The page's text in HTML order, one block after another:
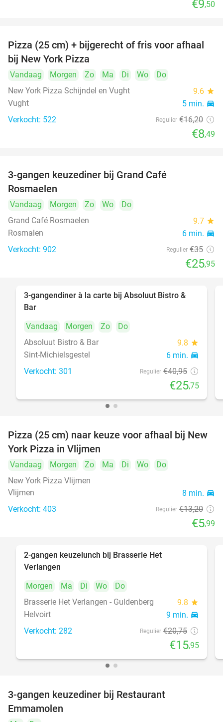
€9,50
48%
Pizza (25 cm) + bijgerecht of fris voor afhaal
bij New York Pizza
Vandaag Morgen Zo Ma Di Wo
Do
New York Pizza Schijndel en Vught
9.6 star
Vught 5 min. directions_car
Verkocht: 522 Regulier €16,20
€8,49
3-gangen keuzediner bij Grand Café
Rosmaelen
Vandaag Morgen Zo Wo
Do
Grand Café Rosmaelen
9.7 star
Rosmalen 6 min. directions_car
Verkocht: 902 Regulier €35
€25,95
37%
3-gangendiner à la carte bij Absoluut Bistro &
Bar
Vandaag
Morgen Zo
Do
Absoluut Bistro & Bar
9.8 star
Sint-Michielsgestel 6 min. directions_car
Verkocht: 301 Regulier €40,95
€25,75
55%
Pizza (25 cm) naar keuze voor afhaal bij New
York Pizza in Vlijmen
Vandaag Morgen Zo Ma Di Wo
Do
New York Pizza Vlijmen
Vlijmen
8 min. directions_car
Verkocht: 403 Regulier €13,20
€5,99
2-gangen keuzelunch bij Brasserie Het
Verlangen
Morgen
Ma Di Wo
Do
Brasserie Het Verlangen - Guldenberg
9.8 star
Helvoirt 9 min. directions_car
Verkocht: 282 Regulier €20,75
€15,95
3-gangen keuzediner bij Restaurant
Emmamolen